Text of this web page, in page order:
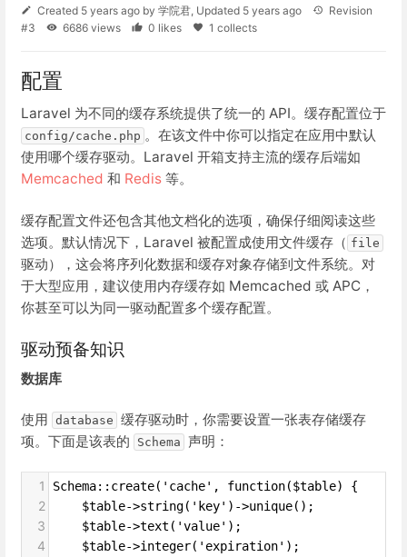
Created 5 years ago by 学院君, Updated 5 years ago
Revision
#3
6686 views 0 likes 1 collects
配置
Laravel 为不同的缓存系统提供了统一的 API。缓存配置位于
config/cache.php 。在该文件中你可以指定在应用中默认
使用哪个缓存驱动。Laravel 开箱支持主流的缓存后端如
Memcached 和 Redis 等。
缓存配置文件还包含其他文档化的选项，确保仔细阅读这些
选项。默认情况下，Laravel 被配置成使用文件缓存（ file
驱动），这会将序列化数据和缓存对象存储到文件系统。对
于大型应用，建议使用内存缓存如 Memcached 或 APC，
你甚至可以为同一驱动配置多个缓存配置。
驱动预备知识
数据库
使用 database 缓存驱动时，你需要设置一张表存储缓存
项。下面是该表的
Schema 声明：
1 Schema::create('cache', function($table) {
2
    $table->string('key')->unique();
3
    $table->text('value');
4
    $table->integer('expiration');